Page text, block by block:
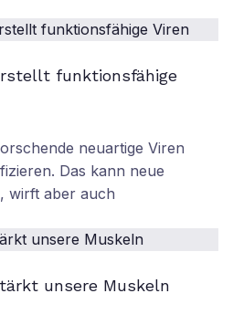
funktionsfähige
neuartige Viren
Das kann neue
wirft aber auch
unsere Muskeln